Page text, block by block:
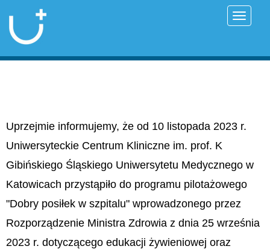
Uprzejmie informujemy, że od 10 listopada 2023 r.
Uniwersyteckie Centrum Kliniczne im. prof. K
Gibińskiego Śląskiego Uniwersytetu Medycznego w
Katowicach przystąpiło do programu pilotażowego
"Dobry posiłek w szpitalu" wprowadzonego przez
Rozporządzenie Ministra Zdrowia z dnia 25 września
2023 r. dotyczącego edukacji żywieniowej oraz